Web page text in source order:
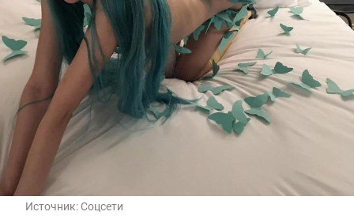
Источник: Соцсети